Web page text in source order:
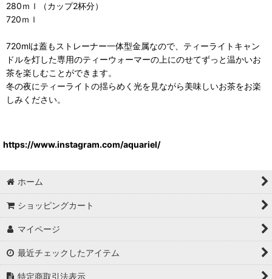
280ｍｌ（カップ2杯分）
720ｍｌ
720mlは蓋もストレーナー一体型金属なので、ティーライトキャン
ドルを灯した専用のティーウォーマーの上にのせてずっと温かいお
茶を楽しむことができます。
冬の夜にティーライトの揺らめく光を見ながら美味しいお茶をお楽
しみください。
https://www.instagram.com/aquariel/
ホーム
ショッピングカート
マイページ
最近チェックしたアイテム
特定商取引法表示